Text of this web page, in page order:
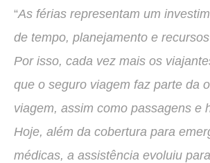
“As férias representam um
de tempo, planejamento e
Por isso, cada vez mais os
que o seguro viagem faz parte da
viagem, assim como passagens e
Hoje, além da cobertura para
médicas, a assistência evoluiu